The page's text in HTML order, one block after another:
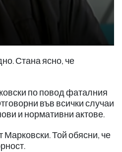
Стана ясно, че
по повод фаталния
във всички случаи
и нормативни актове.
Марковски. Той обясни, че